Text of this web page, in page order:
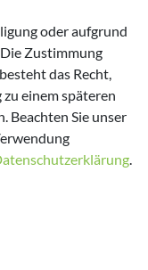
oder aufgrund
Zustimmung
das Recht,
einem späteren
Beachten Sie unser
.